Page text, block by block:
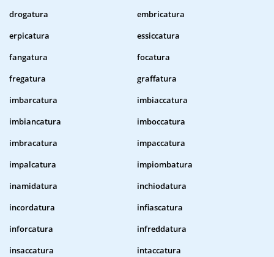
drogatura
embricatura
erpicatura
essiccatura
fangatura
focatura
fregatura
graffatura
imbarcatura
imbiaccatura
imbiancatura
imboccatura
imbracatura
impaccatura
impalcatura
impiombatura
inamidatura
inchiodatura
incordatura
infiascatura
inforcatura
infreddatura
insaccatura
intaccatura